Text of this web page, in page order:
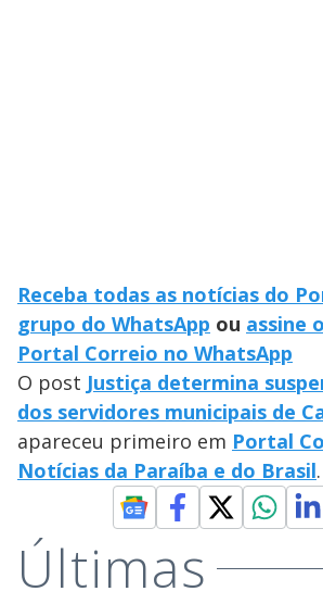
Receba todas as notícias do
grupo do WhatsApp ou assine
Portal Correio no WhatsApp
O post Justiça determina
dos servidores municipais de
apareceu primeiro em Portal
Notícias da Paraíba e do Brasil.
Últimas